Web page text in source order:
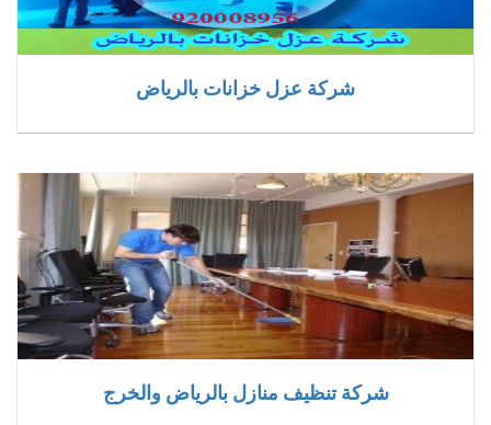
شركة عزل خزانات بالرياض
شركة تنظيف منازل بالرياض والخرج